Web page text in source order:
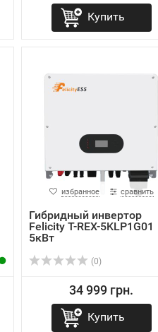
Купить
избранное сравнить
Гибридный инвертор
Felicity T-REX-5KLP1G01
5кВт
(0)
34 999 грн.
Купить